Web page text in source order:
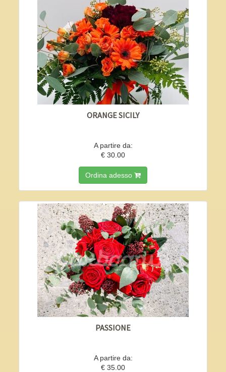
ORANGE SICILY
A partire da:
€ 30.00
Ordina adesso
PASSIONE
A partire da:
€ 35.00